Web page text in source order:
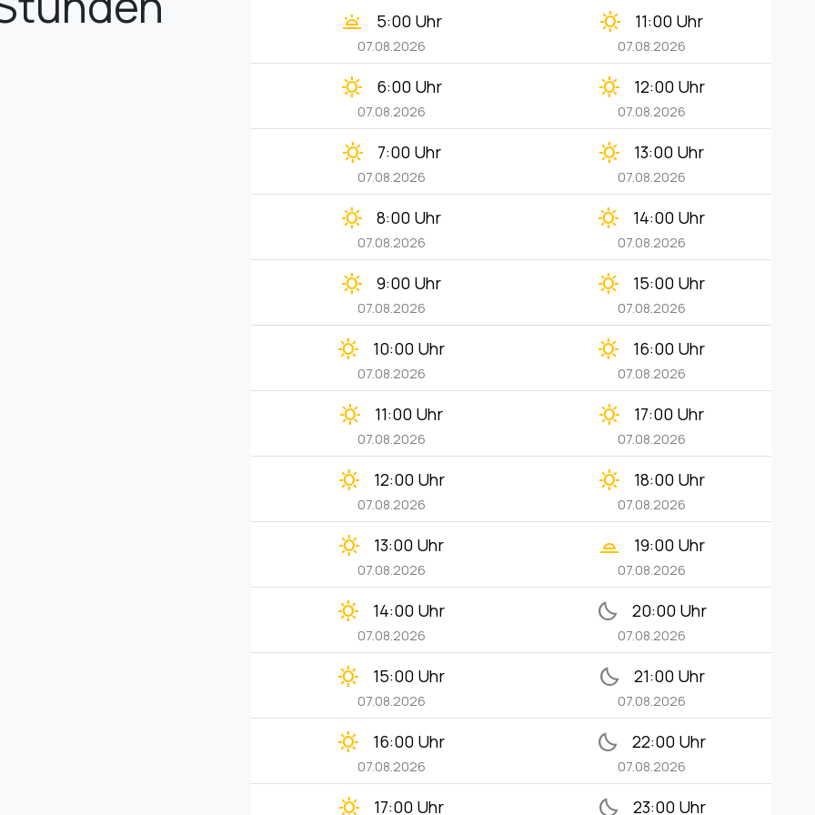
wb_twilight 5:00 Uhr
07.08.2026
clear_day 11:00 Uhr
07.08.2026
clear_day 6:00 Uhr
07.08.2026
clear_day 12:00 Uhr
07.08.2026
clear_day 7:00 Uhr
07.08.2026
clear_day 13:00 Uhr
07.08.2026
clear_day 8:00 Uhr
07.08.2026
clear_day 14:00 Uhr
07.08.2026
clear_day 9:00 Uhr
07.08.2026
clear_day 15:00 Uhr
07.08.2026
clear_day 10:00 Uhr
07.08.2026
clear_day 16:00 Uhr
07.08.2026
clear_day 11:00 Uhr
07.08.2026
clear_day 17:00 Uhr
07.08.2026
clear_day 12:00 Uhr
07.08.2026
clear_day 18:00 Uhr
07.08.2026
clear_day 13:00 Uhr
07.08.2026
wb_twilight_2 19:00 Uhr
07.08.2026
clear_day 14:00 Uhr
07.08.2026
bedtime 20:00 Uhr
07.08.2026
clear_day 15:00 Uhr
07.08.2026
bedtime 21:00 Uhr
07.08.2026
clear_day 16:00 Uhr
07.08.2026
bedtime 22:00 Uhr
07.08.2026
clear_day 17:00 Uhr bedtime 23:00 Uhr